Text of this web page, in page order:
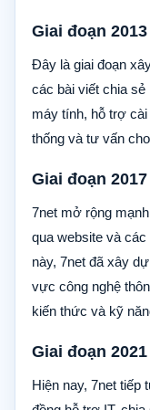
Giai đoạn 2013
Đây là giai đoạn
các bài viết chia
máy tính, hỗ trợ
thống và tư vấn
Giai đoạn 2017
7net mở rộng
qua website và các
này, 7net đã xây
vực công nghệ
kiến thức và kỹ
Giai đoạn
Hiện nay, 7net tiếp